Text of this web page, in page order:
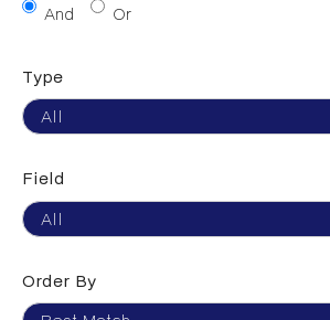
And
Or
Type
Field
Order By